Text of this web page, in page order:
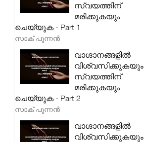
സ്വയത്തിന്
മരിക്കുകയും
ചെയ്യുക - Part 1
സാക് പുന്നൻ
വാഗ്ദാനങ്ങളിൽ
വിശ്വസിക്കുകയും
സ്വയത്തിന്
മരിക്കുകയും
ചെയ്യുക - Part 2
സാക് പുന്നൻ
വാഗ്ദാനങ്ങളിൽ
വിശ്വസിക്കുകയും